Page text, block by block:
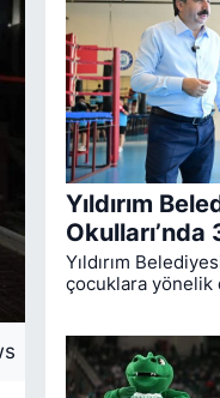
Yıldırım
Okulları’nda
Yıldırım
çocuklara yönelik
devam ediyor.